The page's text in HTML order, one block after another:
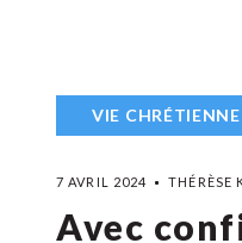
VIE CHRÉTIENNE
7 AVRIL 2024 THÉRÈSE
Avec